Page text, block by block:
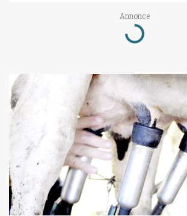
Annonce
Loading...